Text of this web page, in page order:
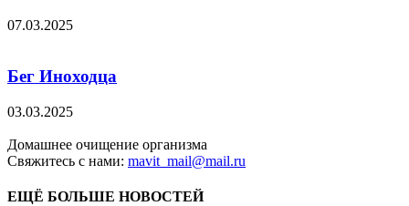
07.03.2025
Бег Иноходца
03.03.2025
Домашнее очищение организма
Свяжитесь с нами: mavit_mail@mail.ru
ЕЩЁ БОЛЬШЕ НОВОСТЕЙ